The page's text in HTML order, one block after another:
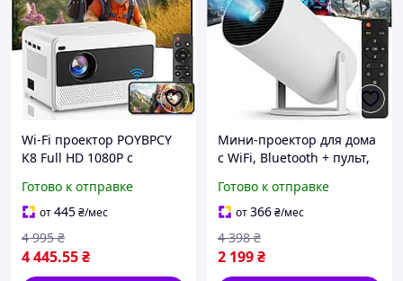
Wi-Fi проектор POYBPCY
K8 Full HD 1080P с
электрофокусом,
портативный домашний
кинотеатр для
смартфона, ноутбука
Готово к отправке
от445₴/мес
4 445.55₴
4 995 ₴
Мини-проектор для дома
с WiFi, Bluetooth + пульт,
смарт проектор /
Проектор для телефона
Готово к отправке
от366₴/мес
2 199₴
4 398 ₴